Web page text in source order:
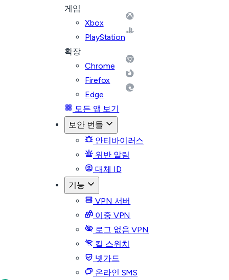
게임
Xbox
PlayStation
확장
Chrome
Firefox
Edge
모든 앱 보기
보안 번들
안티바이러스
위반 알림
대체 ID
기능
VPN 서버
이중 VPN
로그 없음 VPN
킬 스위치
넷가드
온라인 SMS